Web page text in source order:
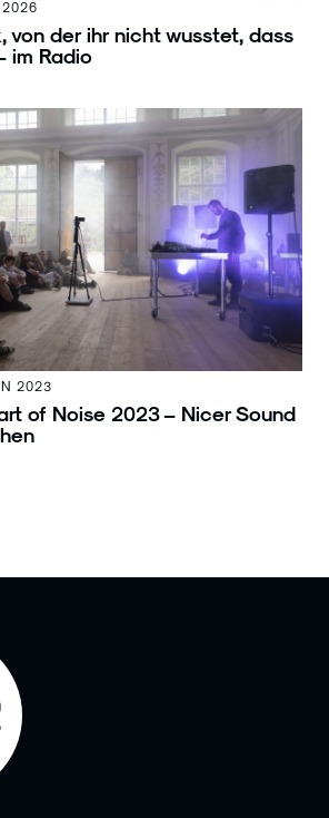
2026
von der ihr nicht wusstet, dass
im Radio
2023
of Noise 2023 – Nicer Sound